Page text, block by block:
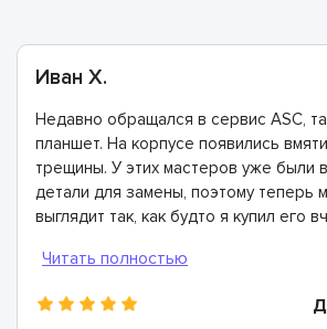
Иван Х.
Недавно обращался в сервис ASC,
планшет. На корпусе появились
трещины. У этих мастеров уже были
детали для замены, поэтому теперь
выглядит так, как будто я купил его